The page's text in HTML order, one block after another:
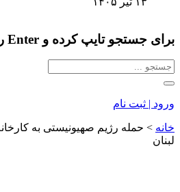
برای جستجو تایپ کرده و Enter را بزنید
ورود | ثبت نام
خانه > حمله رژیم صهیونیستی به
لبنان